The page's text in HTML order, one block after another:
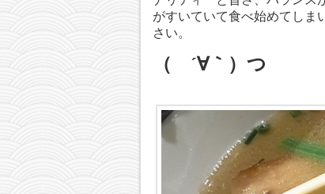
Effect Audio Studio Artemis シルバーアップ
Plus Sound Ｘseries Shure custom cable 交
Brainwavz イヤホン【S0】【S1】比較してみた
がすいていて食べ始めてしま
さい。
（ ´∀｀）つ